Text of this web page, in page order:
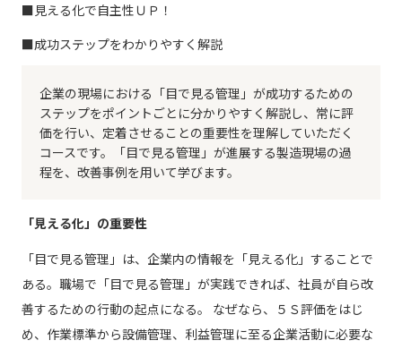
■見える化で自主性ＵＰ！
■成功ステップをわかりやすく解説
企業の現場における「目で見る管理」が成功するための
ステップをポイントごとに分かりやすく解説し、常に評
価を行い、定着させることの重要性を理解していただく
コースです。「目で見る管理」が進展する製造現場の過
程を、改善事例を用いて学びます。
「見える化」の重要性
「目で見る管理」は、企業内の情報を「見える化」することで
ある。職場で「目で見る管理」が実践できれば、社員が自ら改
善するための行動の起点になる。 なぜなら、５Ｓ評価をはじ
め、作業標準から設備管理、利益管理に至る企業活動に必要な